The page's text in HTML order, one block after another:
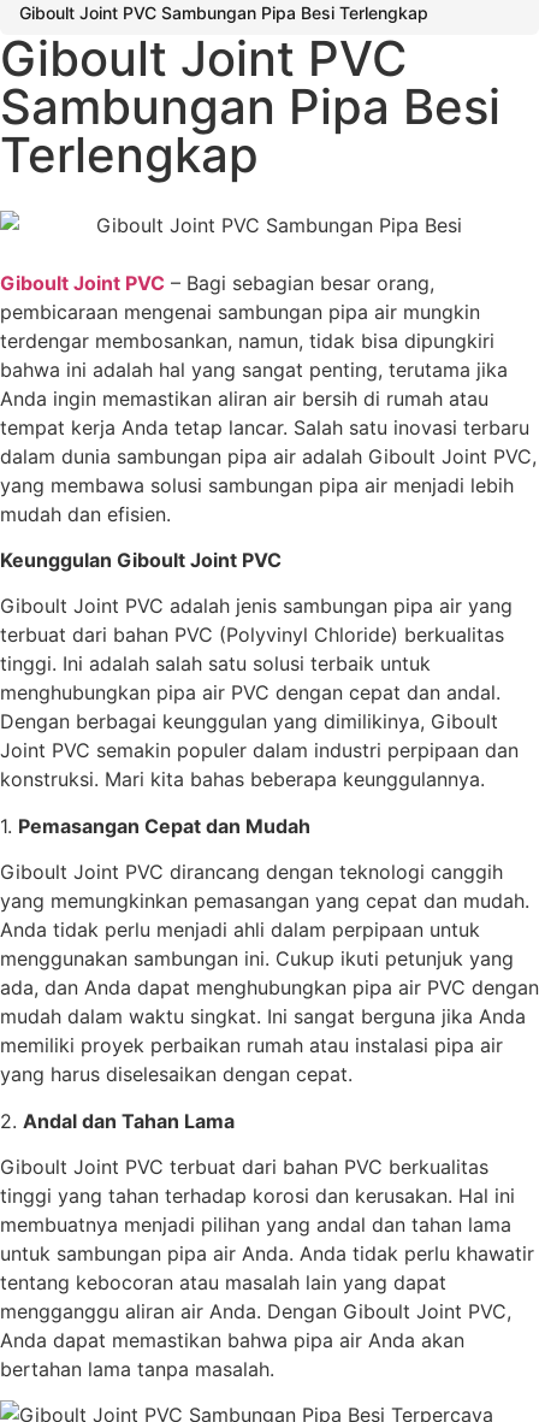
Giboult Joint PVC Sambungan Pipa Besi Terlengkap
Giboult Joint PVC
Sambungan Pipa Besi
Terlengkap
Giboult Joint PVC – Bagi sebagian besar orang,
pembicaraan mengenai sambungan pipa air mungkin
terdengar membosankan, namun, tidak bisa dipungkiri
bahwa ini adalah hal yang sangat penting, terutama jika
Anda ingin memastikan aliran air bersih di rumah atau
tempat kerja Anda tetap lancar. Salah satu inovasi terbaru
dalam dunia sambungan pipa air adalah Giboult Joint PVC,
yang membawa solusi sambungan pipa air menjadi lebih
mudah dan efisien.
Keunggulan Giboult Joint PVC
Giboult Joint PVC adalah jenis sambungan pipa air yang
terbuat dari bahan PVC (Polyvinyl Chloride) berkualitas
tinggi. Ini adalah salah satu solusi terbaik untuk
menghubungkan pipa air PVC dengan cepat dan andal.
Dengan berbagai keunggulan yang dimilikinya, Giboult
Joint PVC semakin populer dalam industri perpipaan dan
konstruksi. Mari kita bahas beberapa keunggulannya.
1. Pemasangan Cepat dan Mudah
Giboult Joint PVC dirancang dengan teknologi canggih
yang memungkinkan pemasangan yang cepat dan mudah.
Anda tidak perlu menjadi ahli dalam perpipaan untuk
menggunakan sambungan ini. Cukup ikuti petunjuk yang
ada, dan Anda dapat menghubungkan pipa air PVC dengan
mudah dalam waktu singkat. Ini sangat berguna jika Anda
memiliki proyek perbaikan rumah atau instalasi pipa air
yang harus diselesaikan dengan cepat.
2. Andal dan Tahan Lama
Giboult Joint PVC terbuat dari bahan PVC berkualitas
tinggi yang tahan terhadap korosi dan kerusakan. Hal ini
membuatnya menjadi pilihan yang andal dan tahan lama
untuk sambungan pipa air Anda. Anda tidak perlu khawatir
tentang kebocoran atau masalah lain yang dapat
mengganggu aliran air Anda. Dengan Giboult Joint PVC,
Anda dapat memastikan bahwa pipa air Anda akan
bertahan lama tanpa masalah.